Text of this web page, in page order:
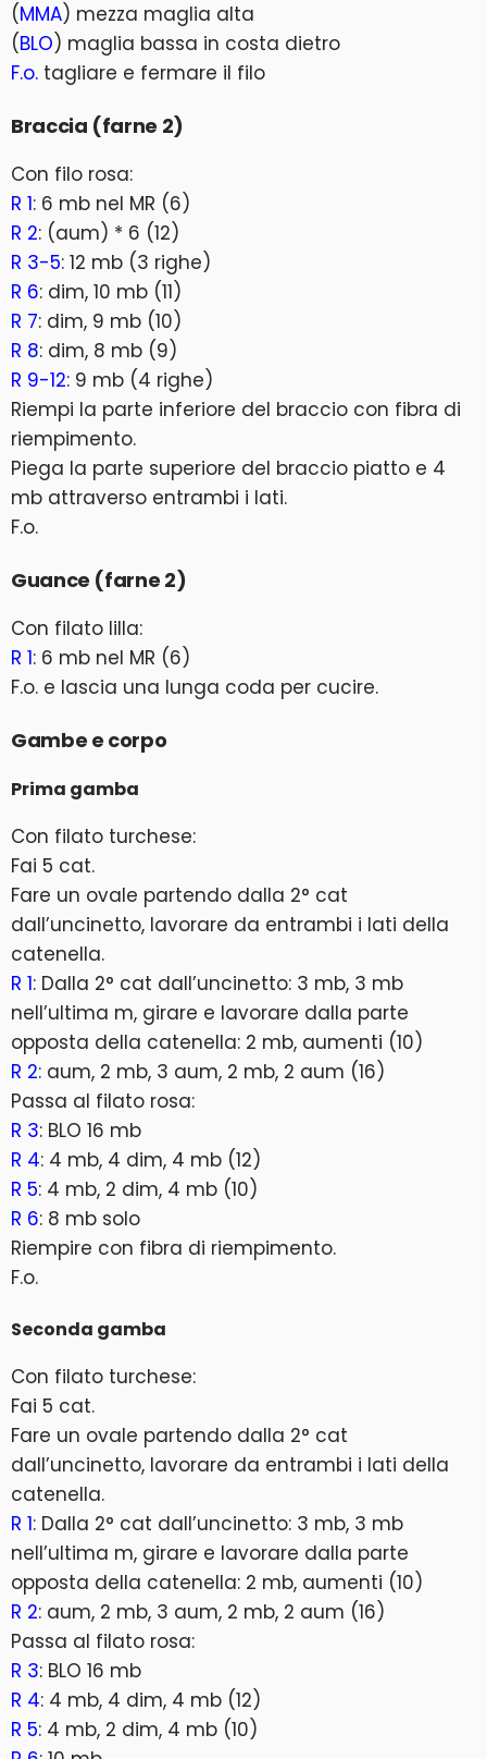
(MMA) mezza maglia alta
(BLO) maglia bassa in costa dietro
F.o. tagliare e fermare il filo
Braccia (farne 2)
Con filo rosa:
R 1: 6 mb nel MR (6)
R 2: (aum) * 6 (12)
R 3-5: 12 mb (3 righe)
R 6: dim, 10 mb (11)
R 7: dim, 9 mb (10)
R 8: dim, 8 mb (9)
R 9-12: 9 mb (4 righe)
Riempi la parte inferiore del braccio con fibra di
riempimento.
Piega la parte superiore del braccio piatto e 4
mb attraverso entrambi i lati.
F.o.
Guance (farne 2)
Con filato lilla:
R 1: 6 mb nel MR (6)
F.o. e lascia una lunga coda per cucire.
Gambe e corpo
Prima gamba
Con filato turchese:
Fai 5 cat.
Fare un ovale partendo dalla 2° cat
dall’uncinetto, lavorare da entrambi i lati della
catenella.
R 1: Dalla 2° cat dall’uncinetto: 3 mb, 3 mb
nell’ultima m, girare e lavorare dalla parte
opposta della catenella: 2 mb, aumenti (10)
R 2: aum, 2 mb, 3 aum, 2 mb, 2 aum (16)
Passa al filato rosa:
R 3: BLO 16 mb
R 4: 4 mb, 4 dim, 4 mb (12)
R 5: 4 mb, 2 dim, 4 mb (10)
R 6: 8 mb solo
Riempire con fibra di riempimento.
F.o.
Seconda gamba
Con filato turchese:
Fai 5 cat.
Fare un ovale partendo dalla 2° cat
dall’uncinetto, lavorare da entrambi i lati della
catenella.
R 1: Dalla 2° cat dall’uncinetto: 3 mb, 3 mb
nell’ultima m, girare e lavorare dalla parte
opposta della catenella: 2 mb, aumenti (10)
R 2: aum, 2 mb, 3 aum, 2 mb, 2 aum (16)
Passa al filato rosa:
R 3: BLO 16 mb
R 4: 4 mb, 4 dim, 4 mb (12)
R 5: 4 mb, 2 dim, 4 mb (10)